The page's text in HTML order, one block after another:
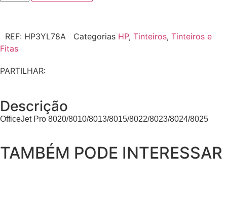
REF: HP3YL78A Categorias HP, Tinteiros, Tinteiros e
Fitas
PARTILHAR:
Descrição
OfficeJet Pro 8020/8010/8013/8015/8022/8023/8024/8025
TAMBÉM PODE INTERESSAR